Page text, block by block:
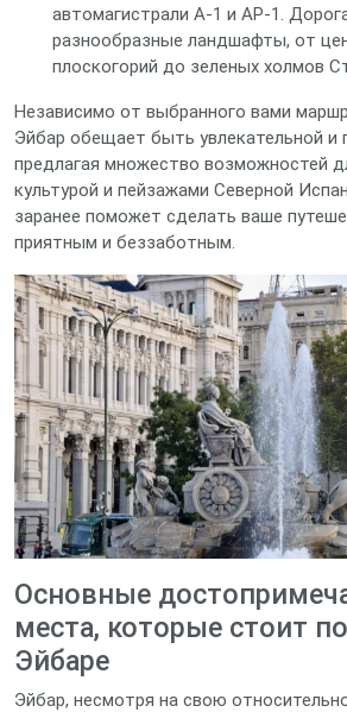
автомагистрали A-1 и AP-1.
разнообразные ландшафты, от
плоскогорий до зеленых холмов
Независимо от выбранного вами
Эйбар обещает быть увлекательной и
предлагая множество возможностей
культурой и пейзажами Северной
заранее поможет сделать ваше
приятным и беззаботным.
Основные
места, которые стоит
Эйбаре
Эйбар, несмотря на свою